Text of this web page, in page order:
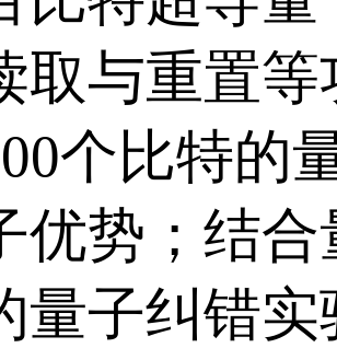
取与重置
个比特的
优势；结
量子纠错